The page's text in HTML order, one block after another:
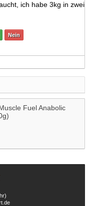
ich habe 3kg in zwei
Nein
Fuel Anabolic